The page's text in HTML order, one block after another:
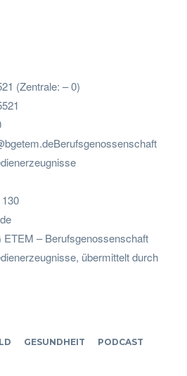
(Zentrale: – 0)
– Berufsgenossenschaft
übermittelt durch
GESUNDHEIT
PODCAST